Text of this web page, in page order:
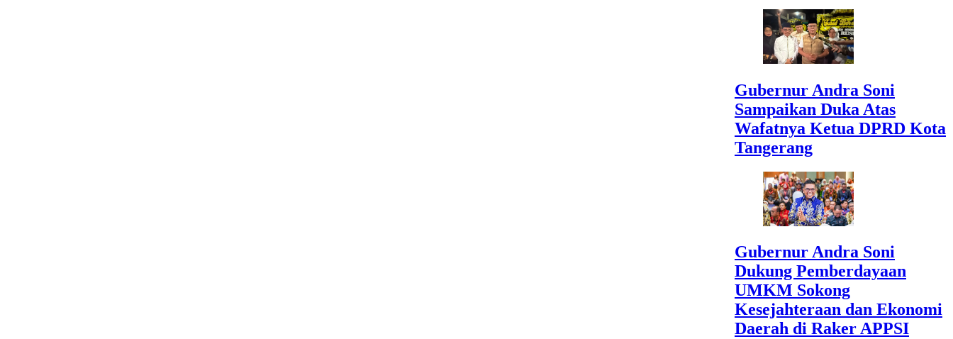
Gubernur Andra Soni
Sampaikan Duka Atas
Wafatnya Ketua DPRD Kota
Tangerang
Gubernur Andra Soni
Dukung Pemberdayaan
UMKM Sokong
Kesejahteraan dan Ekonomi
Daerah di Raker APPSI